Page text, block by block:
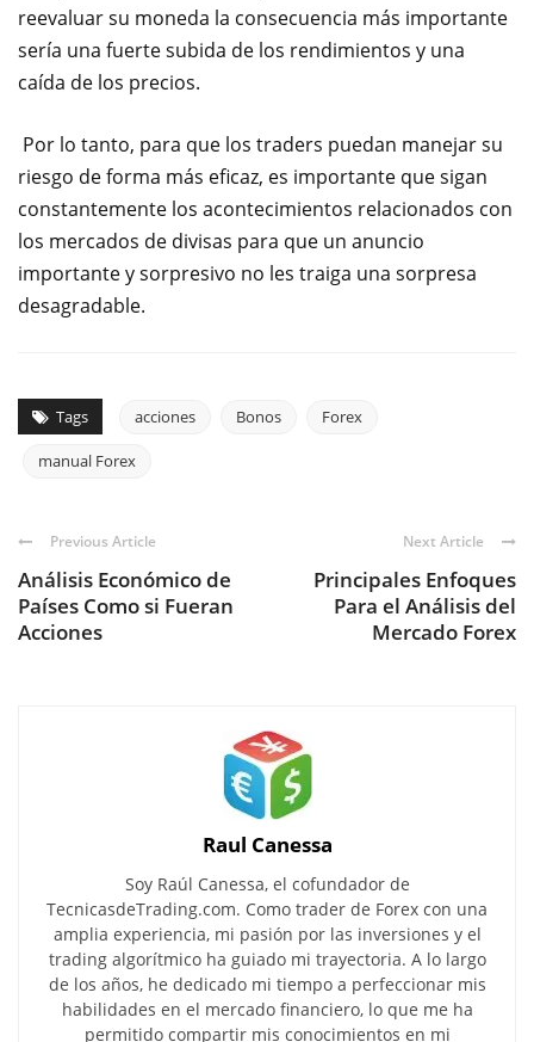
reevaluar su moneda la consecuencia más importante
sería una fuerte subida de los rendimientos y una
caída de los precios.
Por lo tanto, para que los traders puedan manejar su
riesgo de forma más eficaz, es importante que sigan
constantemente los acontecimientos relacionados con
los mercados de divisas para que un anuncio
importante y sorpresivo no les traiga una sorpresa
desagradable.
Tags acciones Bonos Forex
manual Forex
Previous Article
Análisis Económico de
Países Como si Fueran
Acciones
Next Article
Principales Enfoques
Para el Análisis del
Mercado Forex
Raul Canessa
Soy Raúl Canessa, el cofundador de
TecnicasdeTrading.com. Como trader de Forex con una
amplia experiencia, mi pasión por las inversiones y el
trading algorítmico ha guiado mi trayectoria. A lo largo
de los años, he dedicado mi tiempo a perfeccionar mis
habilidades en el mercado financiero, lo que me ha
permitido compartir mis conocimientos en mi